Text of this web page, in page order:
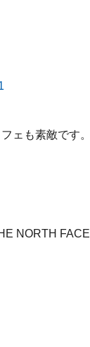
ェも素敵です。
NORTH